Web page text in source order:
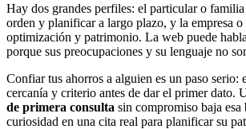
Hay dos grandes perfiles: el particular o
orden y planificar a largo plazo, y la empresa o
optimización y patrimonio. La web puede
porque sus preocupaciones y su lenguaje no
Confiar tus ahorros a alguien es un paso serio:
cercanía y criterio antes de dar el primer dato.
de primera consulta sin compromiso baja
curiosidad en una cita real para planificar su